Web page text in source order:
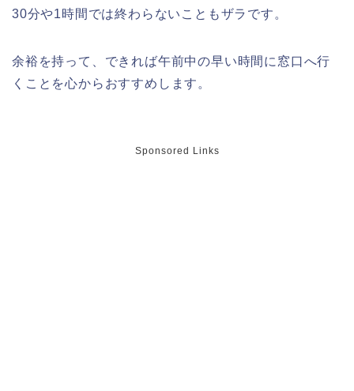
近畿大学卒業式2026のゲストの歴代ス
ピーチや予想有名人は誰?
30分や1時間では終わらないこともザラです。
余裕を持って、できれば午前中の早い時間に窓口へ行
くことを心からおすすめします。
Sponsored Links